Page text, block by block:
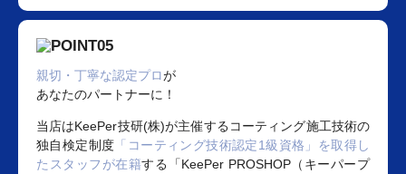
親切・丁寧な認定プロが
あなたのパートナーに！
当店はKeePer技研(株)が主催するコーティング施工技術の
独自検定制度 「コーティング技術認定1級資格」を取得し
たスタッフが在籍する「KeePer PROSHOP（キーパープ